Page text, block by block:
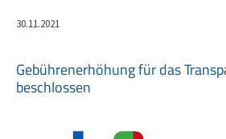
30.11.2021
Gebührenerhöhung für das
beschlossen